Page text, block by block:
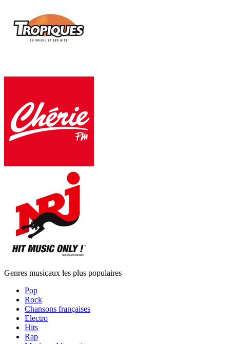
Genres musicaux les plus populaires
Pop
Rock
Chansons françaises
Electro
Hits
Rap